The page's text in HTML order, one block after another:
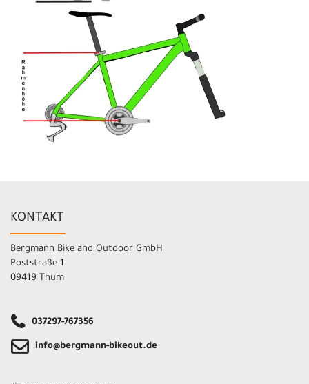
KONTAKT
Bergmann Bike and Outdoor GmbH
Poststraße 1
09419 Thum
037297-767356
info@bergmann-bikeout.de